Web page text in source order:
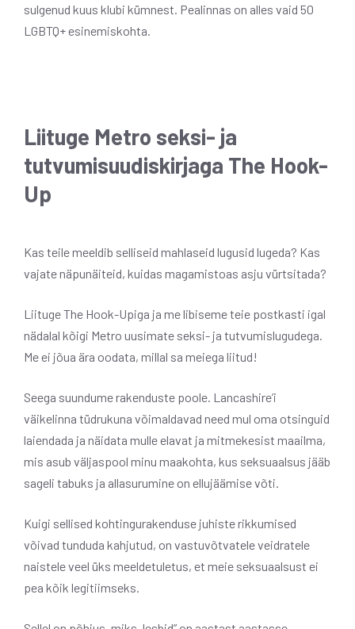
sulgenud kuus klubi kümnest. Pealinnas on alles vaid 50
LGBTQ+ esinemiskohta.
Liituge Metro seksi- ja
tutvumisuudiskirjaga The Hook-
Up
Kas teile meeldib selliseid mahlaseid lugusid lugeda? Kas
vajate näpunäiteid, kuidas magamistoas asju vürtsitada?
Liituge The Hook-Upiga ja me libiseme teie postkasti igal
nädalal kõigi Metro uusimate seksi- ja tutvumislugudega.
Me ei jõua ära oodata, millal sa meiega liitud!
Seega suundume rakenduste poole. Lancashire’i
väikelinna tüdrukuna võimaldavad need mul oma otsinguid
laiendada ja näidata mulle elavat ja mitmekesist maailma,
mis asub väljaspool minu maakohta, kus seksuaalsus jääb
sageli tabuks ja allasurumine on ellujäämise võti.
Kuigi sellised kohtingurakenduse juhiste rikkumised
võivad tunduda kahjutud, on vastuvõtvatele veidratele
naistele veel üks meeldetuletus, et meie seksuaalsust ei
pea kõik legitiimseks.